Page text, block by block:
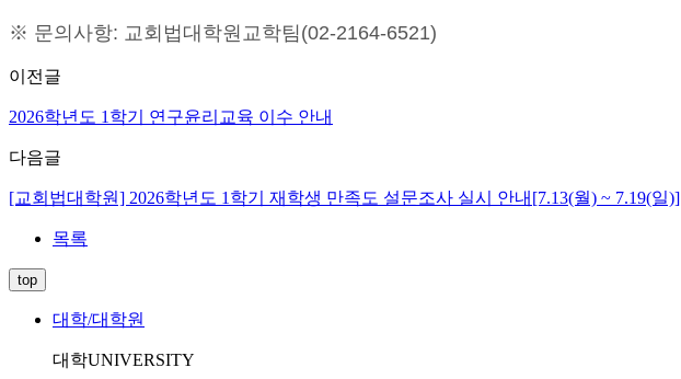
※ 문의사항: 교회법대학원교학팀(02-2164-6521)
이전글
2026학년도 1학기 연구윤리교육 이수 안내
다음글
[교회법대학원] 2026학년도 1학기 재학생 만족도 설문조사 실시 안내[7.13(월) ~ 7.19(일)]
목록
top
대학/대학원
대학UNIVERSITY